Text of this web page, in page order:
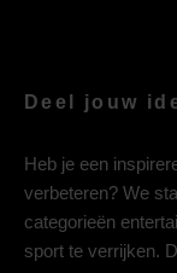
Deel jouw
Heb je een
verbeteren? We
categorieën
sport te verrijken.